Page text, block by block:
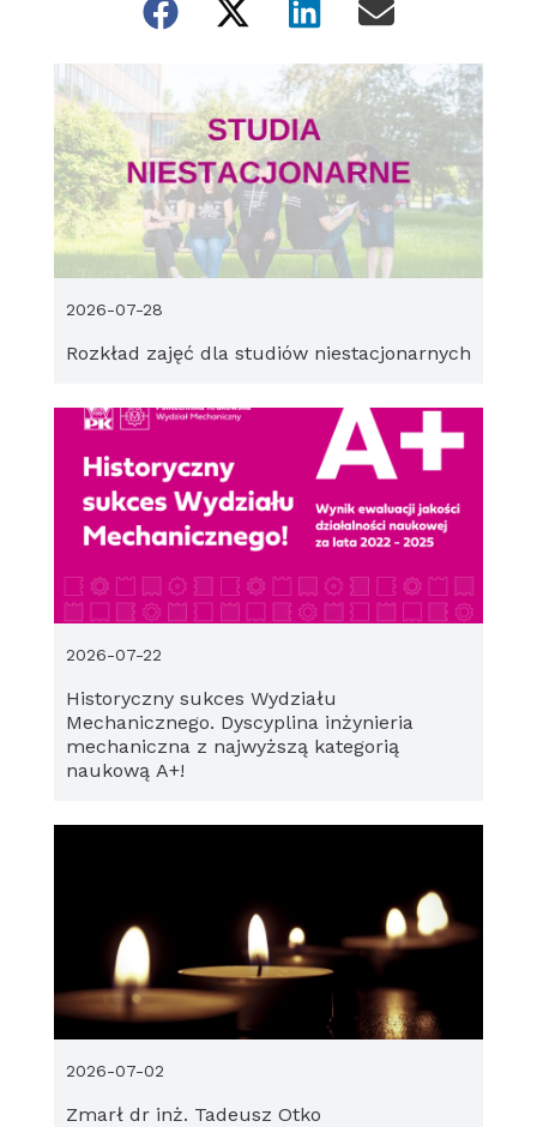
Rozkład zajęć dla studiów niestacjonarnych
2026-07-28
Historyczny sukces Wydziału
Mechanicznego. Dyscyplina inżynieria
mechaniczna z najwyższą kategorią
naukową A+!
2026-07-22
Zmarł dr inż. Tadeusz Otko
2026-07-02